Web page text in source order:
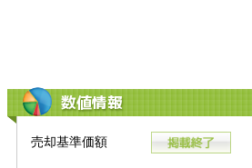
数値情報
売却基準価額